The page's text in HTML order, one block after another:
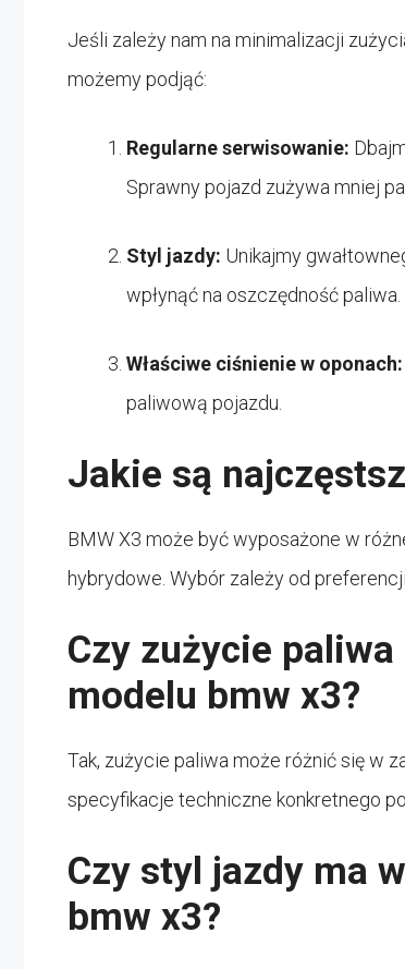
Jeśli zależy nam na minimalizacji
możemy podjąć:
Regularne serwisowanie:
Sprawny pojazd zużywa mniej
Styl jazdy: Unikajmy
wpłynąć na oszczędność paliwa.
Właściwe ciśnienie w oponach:
paliwową pojazdu.
Jakie są
BMW X3 może być wyposażone w
hybrydowe. Wybór zależy od
Czy zużycie
modelu bmw x3?
Tak, zużycie paliwa może różnić się w
specyfikacje techniczne konkretnego
Czy styl jazdy ma
bmw x3?